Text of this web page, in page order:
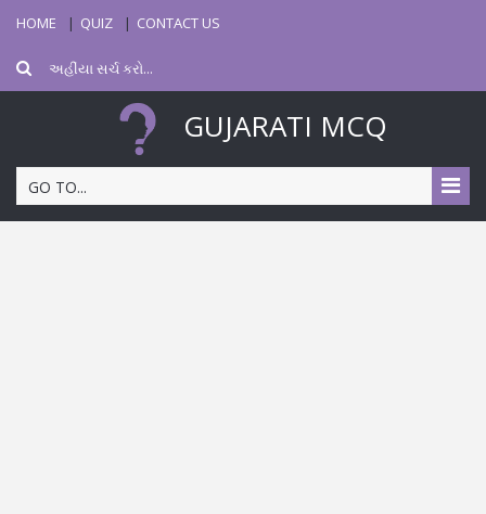
HOME QUIZ CONTACT US
GUJARATI MCQ
GO TO...